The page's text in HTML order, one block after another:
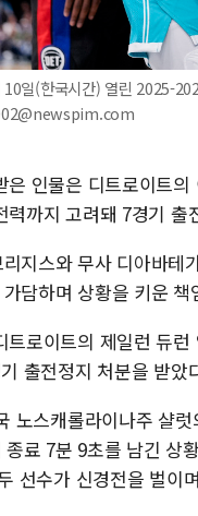
일(한국시간) 열린 2025-
은 인물은 디트로이트
력까지 고려돼 7경기 출
지스와 무사 디아바
담하며 상황을 키운 책
트로이트의 제일런 듀
출전정지 처분을 받았
노스캐롤라이나주 샬
료 7분 9초를 남긴 상
선수가 신경전을 벌이